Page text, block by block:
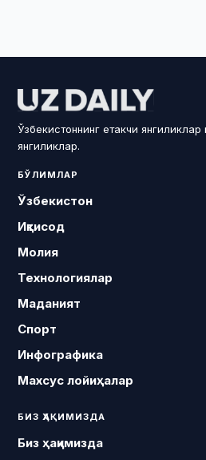
Ўзбекистоннинг етакчи
янгиликлар.
БЎЛИМЛАР
Ўзбекистон
Иқтисод
Молия
Технологиялар
Маданият
Спорт
Инфографика
Махсус лойиҳалар
БИЗ ҲАҚИМИЗДА
Биз ҳақимизда